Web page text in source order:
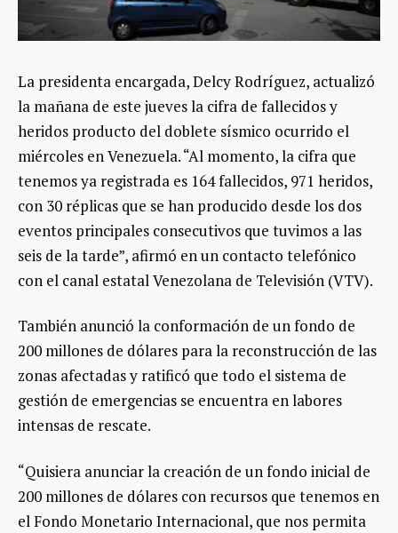
La presidenta encargada, Delcy Rodríguez, actualizó
la mañana de este jueves la cifra de fallecidos y
heridos producto del doblete sísmico ocurrido el
miércoles en Venezuela. “Al momento, la cifra que
tenemos ya registrada es 164 fallecidos, 971 heridos,
con 30 réplicas que se han producido desde los dos
eventos principales consecutivos que tuvimos a las
seis de la tarde”, afirmó en un contacto telefónico
con el canal estatal Venezolana de Televisión (VTV).
También anunció la conformación de un fondo de
200 millones de dólares para la reconstrucción de las
zonas afectadas y ratificó que todo el sistema de
gestión de emergencias se encuentra en labores
intensas de rescate.
“Quisiera anunciar la creación de un fondo inicial de
200 millones de dólares con recursos que tenemos en
el Fondo Monetario Internacional, que nos permita